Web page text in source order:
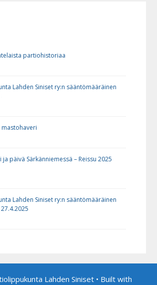
partiohistoriaa
Lahden Siniset ry:n sääntömääräinen
mastohaveri
päivä Särkänniemessä – Reissu 2025
Lahden Siniset ry:n sääntömääräinen
Lahden Siniset• Built with